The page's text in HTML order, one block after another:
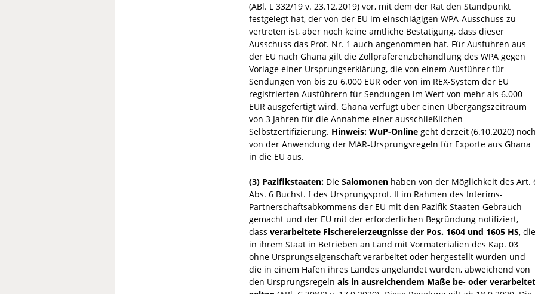
(ABl. L 332/19 v. 23.12.2019) vor, mit dem der Rat den Standpunkt
festgelegt hat, der von der EU im einschlägigen WPA-Ausschuss zu
vertreten ist, aber noch keine amtliche Bestätigung, dass dieser
Ausschuss das Prot. Nr. 1 auch angenommen hat. Für Ausfuhren aus
der EU nach Ghana gilt die Zollpräferenzbehandlung des WPA gegen
Vorlage einer Ursprungserklärung, die von einem Ausführer für
Sendungen von bis zu 6.000 EUR oder von im REX-System der EU
registrierten Ausführern für Sendungen im Wert von mehr als 6.000
EUR ausgefertigt wird. Ghana verfügt über einen Übergangszeitraum
von 3 Jahren für die Annahme einer ausschließlichen
Selbstzertifizierung. Hinweis: WuP-Online geht derzeit (6.10.2020) noch
von der Anwendung der MAR-Ursprungsregeln für Exporte aus Ghana
in die EU aus.
(3) Pazifikstaaten: Die Salomonen haben von der Möglichkeit des Art.
Abs. 6 Buchst. f des Ursprungsprot. II im Rahmen des Interims-
Partnerschaftsabkommens der EU mit den Pazifik-Staaten Gebrauch
gemacht und der EU mit der erforderlichen Begründung notifiziert,
dass verarbeitete Fischereierzeugnisse der Pos. 1604 und 1605 HS, die
in ihrem Staat in Betrieben an Land mit Vormaterialien des Kap. 03
ohne Ursprungseigenschaft verarbeitet oder hergestellt wurden und
die in einem Hafen ihres Landes angelandet wurden, abweichend von
den Ursprungsregeln als in ausreichendem Maße be- oder verarbeitet